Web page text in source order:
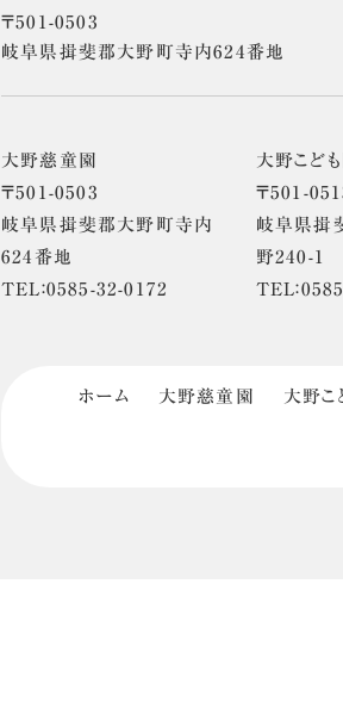
〒501-0503
岐阜県揖斐郡大野町寺内624番地
大野慈童園
〒501-0503
岐阜県揖斐郡大野町寺内
624番地
TEL：0585-32-0172
大野こど
〒501-
岐阜県揖
野240-1
TEL：
ホーム 大野慈童園 大野こ